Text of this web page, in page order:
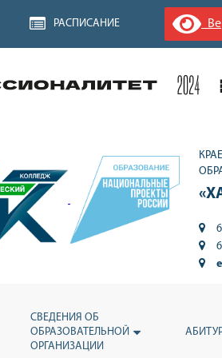
РАСПИСАНИЕ
СВЕДЕНИЯ ОБ
ОБРАЗОВАТЕЛЬНОЙ
ОРГАНИЗАЦИИ